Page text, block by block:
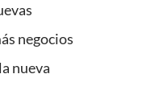
negocios
nueva